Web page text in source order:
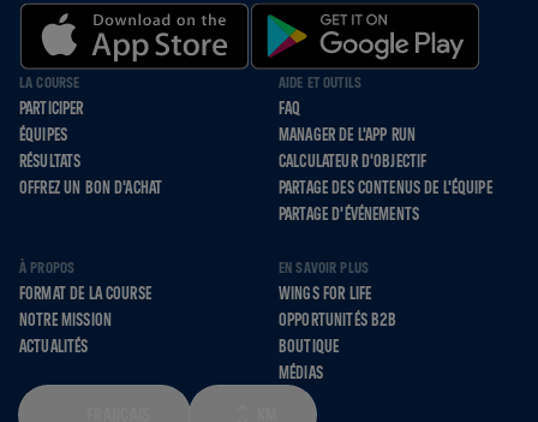
LA COURSE
PARTICIPER
ÉQUIPES
RÉSULTATS
OFFREZ UN BON D'ACHAT
AIDE ET OUTILS
FAQ
MANAGER DE L'APP RUN
CALCULATEUR D'OBJECTIF
PARTAGE DES CONTENUS DE L'ÉQUIPE
PARTAGE D'ÉVÉNEMENTS
À PROPOS
FORMAT DE LA COURSE
NOTRE MISSION
ACTUALITÉS
EN SAVOIR PLUS
WINGS FOR LIFE
OPPORTUNITÉS B2B
BOUTIQUE
MÉDIAS